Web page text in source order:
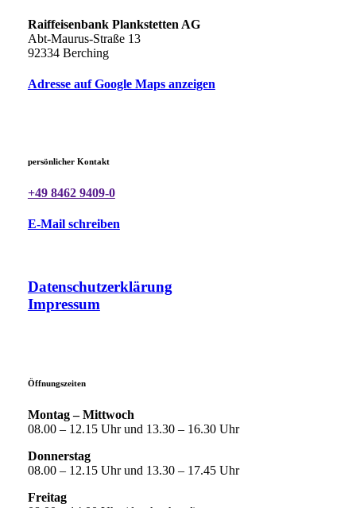
Raiffeisenbank Plankstetten AG
Abt-Maurus-Straße 13
92334 Berching
Adresse auf Google Maps anzeigen
persönlicher Kontakt
+49 8462 9409-0
E-Mail schreiben
Datenschutzerklärung
Impressum
Öffnungszeiten
Montag – Mittwoch
08.00 – 12.15 Uhr und 13.30 – 16.30 Uhr
Donnerstag
08.00 – 12.15 Uhr und 13.30 – 17.45 Uhr
Freitag